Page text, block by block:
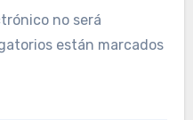
no será
están marcados